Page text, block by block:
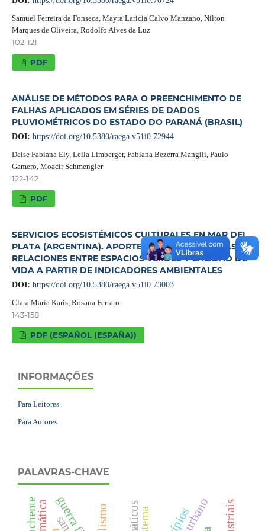
Samuel Ferreira da Fonseca, Mayra Laricia Calvo Manzano, Nilton
Marques de Oliveira, Rodolfo Alves da Luz
102-121
PDF
ANÁLISE DE MÉTODOS PARA O PREENCHIMENTO DE
FALHAS APLICADOS EM SÉRIES DE DADOS
PLUVIOMÉTRICOS DO ESTADO DO PARANÁ (BRASIL)
DOI: https://doi.org/10.5380/raega.v51i0.72944
Deise Fabiana Ely, Leila Limberger, Fabiana Bezerra Mangili, Paulo
Gamero, Moacir Schmengler
122-142
PDF
SERVICIOS ECOSISTÉMICOS CULTURALES EN MAR DEL
PLATA (ARGENTINA). APORTES AL ESTUDIO DE LAS
RELACIONES ENTRE ESPACIOS VERDES Y CALIDAD DE
VIDA A PARTIR DE INDICADORES AMBIENTALES
DOI: https://doi.org/10.5380/raega.v51i0.73003
Clara María Karis, Rosana Ferraro
143-158
PDF (ESPAÑOL (ESPAÑA))
INFORMAÇÕES
Para Leitores
Para Autores
PALAVRAS-CHAVE